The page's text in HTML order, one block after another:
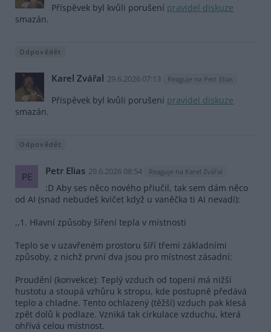
Příspěvek byl kvůli porušení pravidel diskuze
smazán.
Odpovědět
Karel Zvářal 29.6.2026 07:13 Reaguje na Petr Elias
Příspěvek byl kvůli porušení pravidel diskuze
smazán.
Odpovědět
PE Petr Elias 29.6.2026 08:54 Reaguje na Karel Zvářal
:D Aby ses něco nového přiučil, tak sem dám něco
od AI (snad nebudeš kvičet když u vaněčka ti AI nevadí):
,,1. Hlavní způsoby šíření tepla v místnosti
Teplo se v uzavřeném prostoru šíří třemi základními
způsoby, z nichž první dva jsou pro místnost zásadní:
Proudění (konvekce): Teplý vzduch od topení má nižší
hustotu a stoupá vzhůru k stropu, kde postupně předává
teplo a chladne. Tento ochlazený (těžší) vzduch pak klesá
zpět dolů k podlaze. Vzniká tak cirkulace vzduchu, která
ohřívá celou místnost.